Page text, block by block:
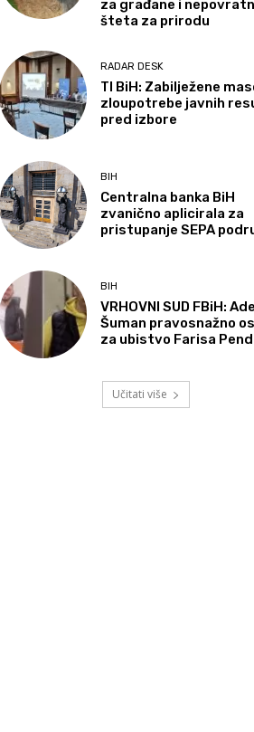
za građane i
šteta za prirodu
RADAR DESK
TI BiH: Zabilježene
zloupotrebe javnih
pred izbore
BIH
Centralna banka BiH
zvanično aplicirala za
pristupanje SEPA
BIH
VRHOVNI SUD FBiH:
Šuman pravosnažno
za ubistvo Farisa
Učitati više